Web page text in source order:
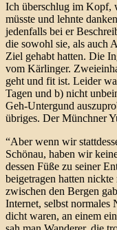
Ich überschlug im Kopf,
müsste und lehnte
jedenfalls bei er
die sowohl sie, als auch
Ziel gehabt hatten. Die
vom Kärlinger.
geht und fit ist. Leider
Tagen und b) nicht
Geh-Untergund
übriges. Der Münchner
“Aber wenn wir
Schönau, haben wir
dessen Füße zu seiner
beigetragen hatten
zwischen den Bergen
Internet, selbst normales
dicht waren, an einem